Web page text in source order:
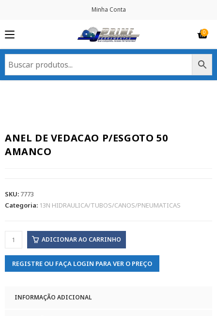
Minha Conta
ANEL DE VEDACAO P/ESGOTO 50
AMANCO
SKU: 7773
Categoria: 13N HIDRAULICA/TUBOS/CANOS/PNEUMATICAS
ADICIONAR AO CARRINHO
REGISTRE OU FAÇA LOGIN PARA VER O PREÇO
INFORMAÇÃO ADICIONAL